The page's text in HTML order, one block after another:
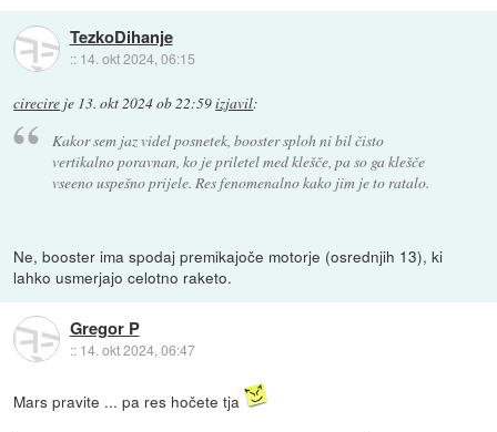
TezkoDihanje
:: 14. okt 2024, 06:15
cirecire je 13. okt 2024 ob 22:59izjavil:
Kakor sem jaz videl posnetek, booster sploh ni bil čisto
vertikalno poravnan, ko je priletel med klešče, pa so ga klešče
vseeno uspešno prijele. Res fenomenalno kako jim je to ratalo.
Ne, booster ima spodaj premikajoče motorje (osrednjih 13), ki
lahko usmerjajo celotno raketo.
Gregor P
:: 14. okt 2024, 06:47
Mars pravite ... pa res hočete tja